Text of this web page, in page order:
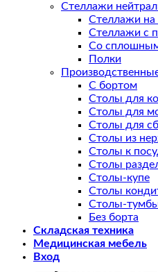
Стеллажи
Стеллажи на
Стеллажи с
Со
Полки
С бортом
Столы для
Столы для
Столы для
Столы из
Столы к
Столы
Столы-купе
Столы
Столы-
Без борта
Складская техника
Медицинская мебель
Вход